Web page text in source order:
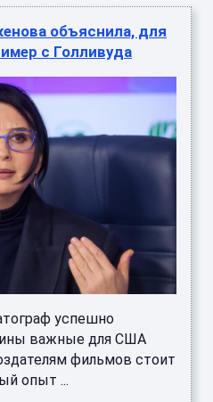
объяснила, для
с Голливуда
успешно
важные для США
фильмов стоит
опыт ...